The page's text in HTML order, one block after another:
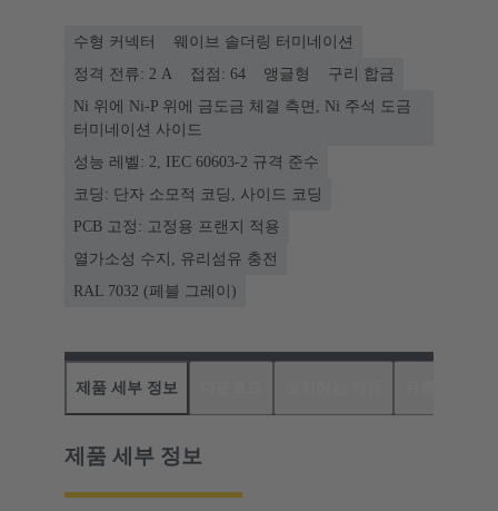
수형 커넥터
웨이브 솔더링 터미네이션
정격 전류: ‌2 A
접점: 64 앵글형
구리 합금
Ni 위에 Ni-P 위에 금도금 체결 측면, Ni 주석 도금
터미네이션 사이드
성능 레벨: 2, IEC 60603-2 규격 준수
코딩: 단자 소모적 코딩, 사이드 코딩
PCB 고정: 고정용 프랜지 적용
열가소성 수지, 유리섬유 충전
RAL 7032 (페블 그레이)
제품 세부 정보
제품 세부 정보